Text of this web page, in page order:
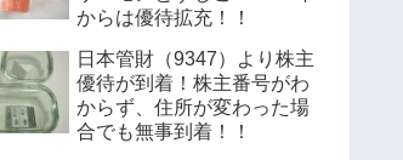
からは優待拡充！！
日本管財（9347）より株主
優待が到着！株主番号がわ
からず、住所が変わった場
合でも無事到着！！